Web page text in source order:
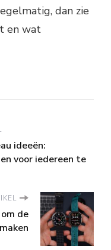
dan zie
en wat
ideeën:
voor iedereen te
de